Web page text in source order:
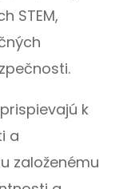
STEM,
k
a
založenému